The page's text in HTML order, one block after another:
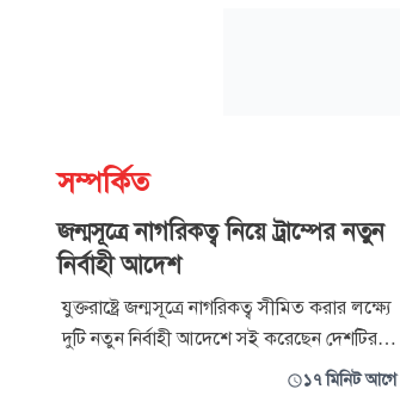
সম্পর্কিত
জন্মসূত্রে নাগরিকত্ব নিয়ে ট্রাম্পের নতুন
নির্বাহী আদেশ
যুক্তরাষ্ট্রে জন্মসূত্রে নাগরিকত্ব সীমিত করার লক্ষ্যে
দুটি নতুন নির্বাহী আদেশে সই করেছেন দেশটির
প্রেসিডেন্ট ডোনাল্ড ট্রাম্প। সম্প্রতি সংবিধান অনুযায়ী
১৭ মিনিট আগে